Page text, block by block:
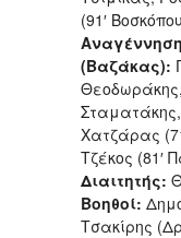
(91′
(Βαζάκας):
Χατζάρας
Τζέκος (81′
Διαιτητής:
Βοηθοί:
Τσακίρης